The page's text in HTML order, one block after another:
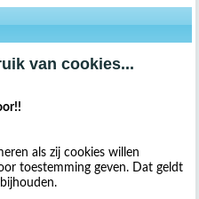
van cookies...
als zij cookies willen
toestemming geven. Dat geldt